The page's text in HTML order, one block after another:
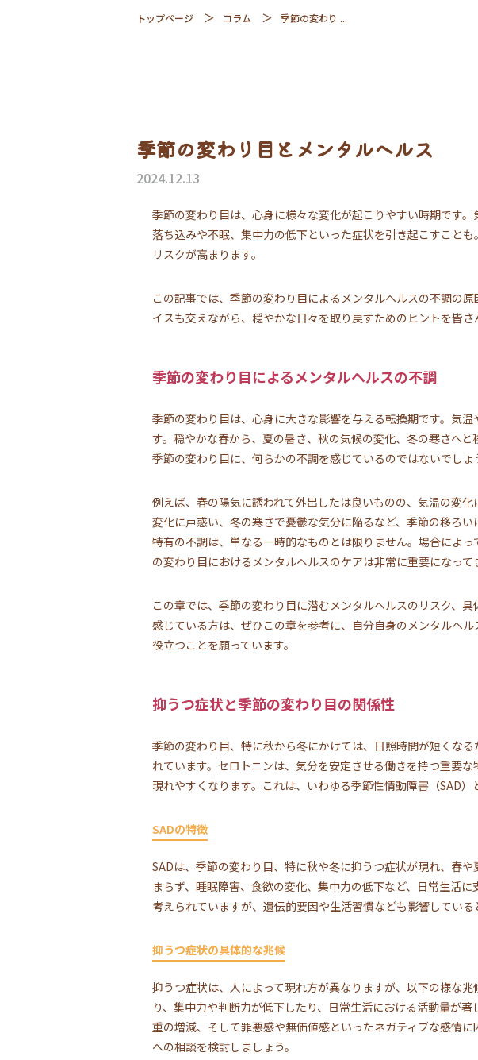
トップページ コラム 季節の変わり ...
季節の変わり目とメンタルヘルス
2024.12.13
季節の変わり目は、心身に様々な変化が起こりやすい時期です
落ち込みや不眠、集中力の低下といった症状を引き起こすこと
リスクが高まります。
この記事では、季節の変わり目によるメンタルヘルスの不調の
イスも交えながら、穏やかな日々を取り戻すためのヒントを皆さ
季節の変わり目によるメンタルヘルスの不調
季節の変わり目は、心身に大きな影響を与える転換期です。気
す。穏やかな春から、夏の暑さ、秋の気候の変化、冬の寒さへ
季節の変わり目に、何らかの不調を感じているのではないでしょ
例えば、春の陽気に誘われて外出したは良いものの、気温の変
変化に戸惑い、冬の寒さで憂鬱な気分に陥るなど、季節の移ろ
特有の不調は、単なる一時的なものとは限りません。場合によ
の変わり目におけるメンタルヘルスのケアは非常に重要になって
この章では、季節の変わり目に潜むメンタルヘルスのリスク、
感じている方は、ぜひこの章を参考に、自分自身のメンタルヘ
役立つことを願っています。
抑うつ症状と季節の変わり目の関係性
季節の変わり目、特に秋から冬にかけては、日照時間が短くな
れています。セロトニンは、気分を安定させる働きを持つ重要
現れやすくなります。これは、いわゆる季節性情動障害（SAD）
SADの特徴
SADは、季節の変わり目、特に秋や冬に抑うつ症状が現れ、春
まらず、睡眠障害、食欲の変化、集中力の低下など、日常生活
考えられていますが、遺伝的要因や生活習慣なども影響している
抑うつ症状の具体的な兆候
抑うつ症状は、人によって現れ方が異なりますが、以下の様な
り、集中力や判断力が低下したり、日常生活における活動量が
重の増減、そして罪悪感や無価値感といったネガティブな感情
への相談を検討しましょう。